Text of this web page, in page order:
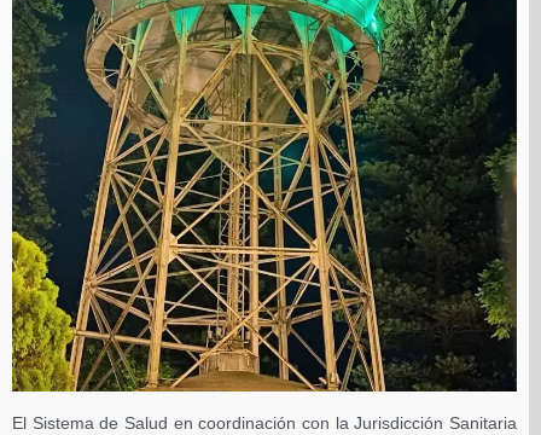
El Sistema de Salud en coordinación con la Jurisdicción Sanitaria